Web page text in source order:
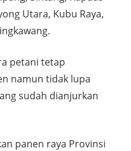
Utara, Kubu Raya,
petani tetap
namun tidak lupa
sudah dianjurkan
panen raya Provinsi